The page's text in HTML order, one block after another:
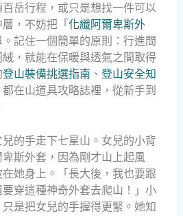
岳行程，或只是想找一件可以
，不妨把「 化纖阿爾卑斯外
記住一個簡單的原則：行進間
，就能在保暖與透氣之間取得
登山裝備挑選指南 、 登山安全知
在山道具攻略誌裡，從新手到
的手走下七星山。女兒的小背
斯外套，因為剛才山上起風
她身上。「長大後，我也要跟
穿這種神奇外套去爬山！」小
是把女兒的手握得更緊。她知